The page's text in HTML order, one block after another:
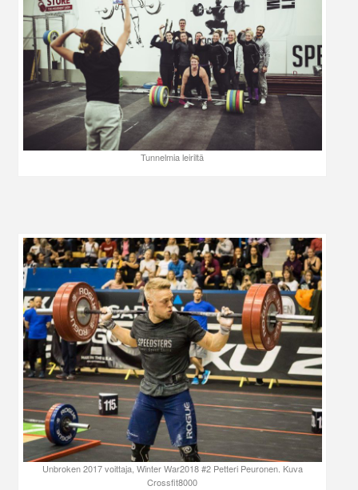
Tunnelmia leiriltä
Unbroken 2017 voittaja, Winter War2018 #2 Petteri Peuronen. Kuva
Crossfit8000